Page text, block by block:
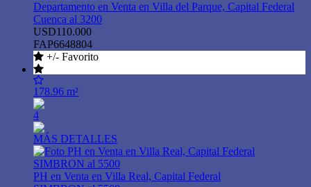
Departamento en Venta en Villa del Parque, Capital Federal
Cuenca al 3200
USD110.000
FAP6648804
+/- Favorito
178.96 m²
4
MÁS DETALLES
PH en Venta en Villa Real, Capital Federal